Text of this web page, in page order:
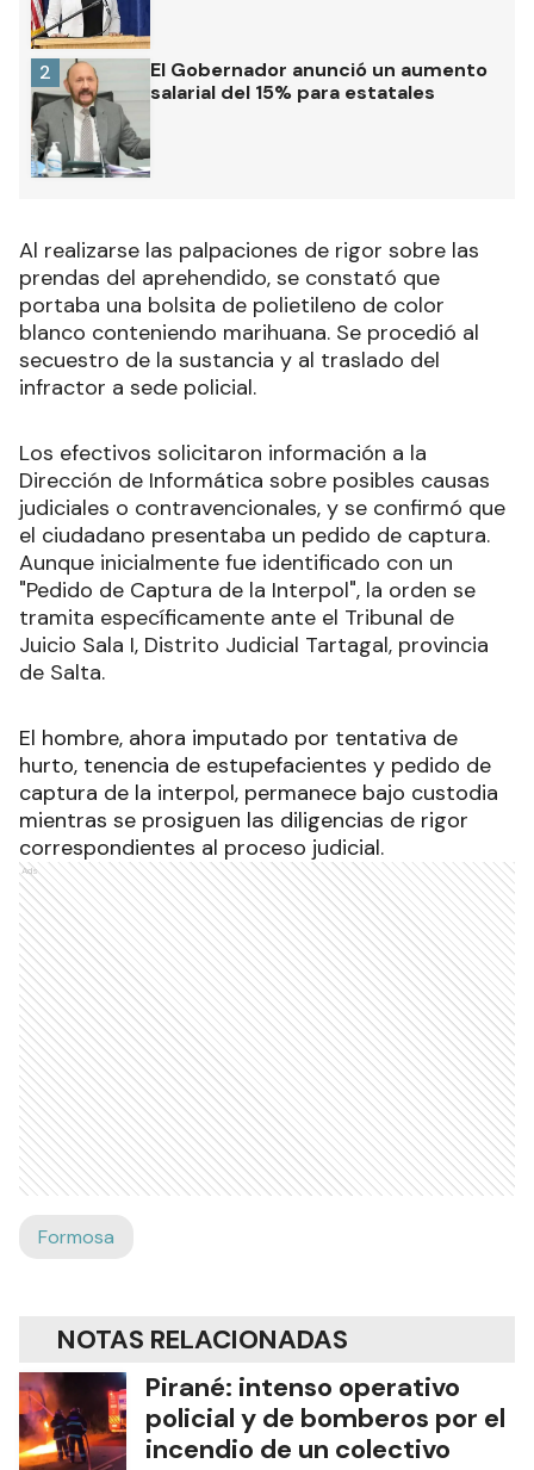
El Gobernador anunció un aumento
salarial del 15% para estatales
2
Al realizarse las palpaciones de rigor sobre las
prendas del aprehendido, se constató que
portaba una bolsita de polietileno de color
blanco conteniendo marihuana. Se procedió al
secuestro de la sustancia y al traslado del
infractor a sede policial.
Los efectivos solicitaron información a la
Dirección de Informática sobre posibles causas
judiciales o contravencionales, y se confirmó que
el ciudadano presentaba un pedido de captura.
Aunque inicialmente fue identificado con un
"Pedido de Captura de la Interpol", la orden se
tramita específicamente ante el Tribunal de
Juicio Sala I, Distrito Judicial Tartagal, provincia
de Salta.
El hombre, ahora imputado por tentativa de
hurto, tenencia de estupefacientes y pedido de
captura de la interpol, permanece bajo custodia
mientras se prosiguen las diligencias de rigor
correspondientes al proceso judicial.
Ads
Formosa
NOTAS RELACIONADAS
Pirané: intenso operativo
policial y de bomberos por el
incendio de un colectivo